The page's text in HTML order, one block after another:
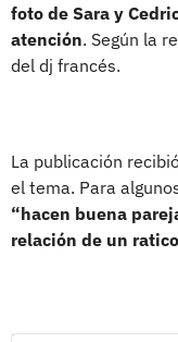
foto de Sara y
atención. Según la
del dj francés.
La publicación
el tema. Para
“hacen buena
relación de un